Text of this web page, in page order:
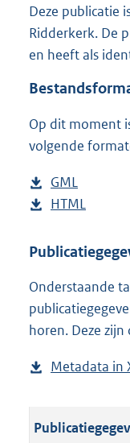
Deze publicatie
Ridderkerk. De
en heeft als
Op dit moment
volgende
D
o
n
o
a
d
u
l
GML
e
t
n
d
s
r
o
D
w
l
o
a
p
b
HTML
s
a
n
d
g
o
Onderstaande
horen. Deze
Metadata in